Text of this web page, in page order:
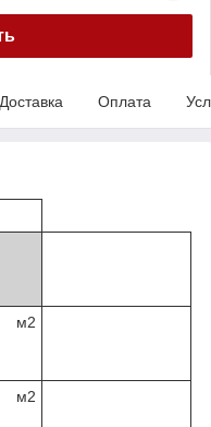
Доставка Оплата
м2
м2